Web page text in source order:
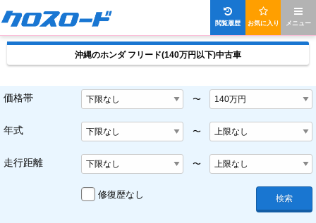
メニュー
お気に入り
閲覧履歴
沖縄のホンダ フリード(140万円以下)中古車
価格帯 〜
年式 〜
走行距離 〜
修復歴なし 検索